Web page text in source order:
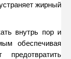
жирный
внутрь пор и
обеспечивая